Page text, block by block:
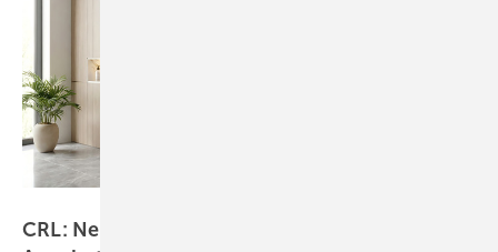
CRL: Neuer Murello Duschtürbeschlag im